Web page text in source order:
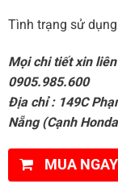
Tình trạng sử
Mọi chi tiết xin
0905.985.600
Địa chỉ : 149C
Nẵng (Cạnh
MUA NGAY